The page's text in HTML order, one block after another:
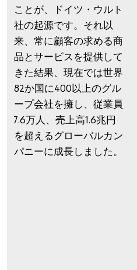
ことが、ドイツ・ウルト
社の起源です。それ以
来、常に顧客の求める商
品とサービスを提供して
きた結果、現在では世界
82か国に400以上のグル
ープ会社を擁し、従業員
7.6万人、売上高1.6兆円
を超えるグローバルカン
パニーに成長しました。